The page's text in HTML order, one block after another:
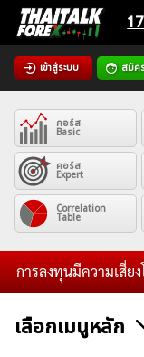
Skip
content
เข้าสู่ระบบ สมัค
Home
News
Articles
VPS Register
คอร์ส
Basic
คอร์ส
Expert
Correlation
Table
รลงทุนมีความเสี่ยงโป
เลือกเมนูหลัก